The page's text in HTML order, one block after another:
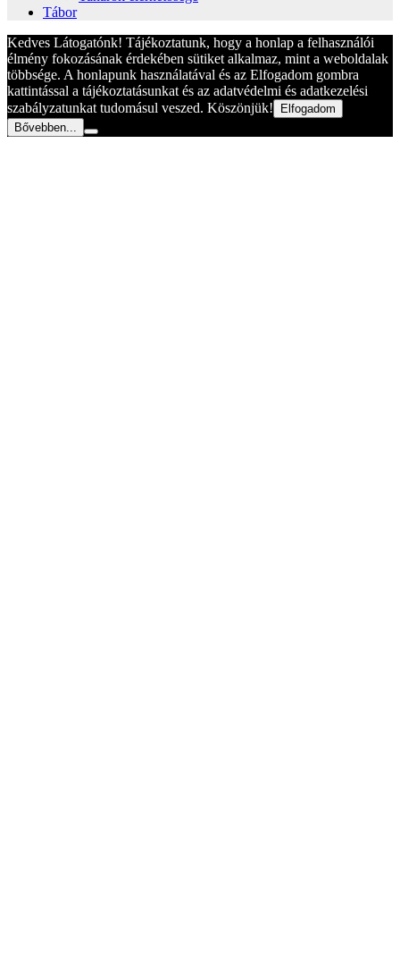
Tábor
Kedves Látogatónk! Tájékoztatunk, hogy a honlap a felhasználói
élmény fokozásának érdekében sütiket alkalmaz, mint a weboldalak
többsége. A honlapunk használatával és az Elfogadom gombra
kattintással a tájékoztatásunkat és az adatvédelmi és adatkezelési
szabályzatunkat tudomásul veszed. Köszönjük!
Elfogadom
Bővebben...